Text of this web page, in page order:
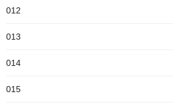
012
013
014
015